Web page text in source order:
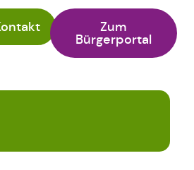
Zum
Bürgerportal